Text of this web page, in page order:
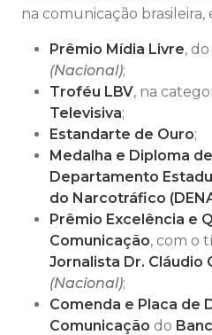
na comunicação brasileira,
Prêmio Mídia Livre, do
(Nacional);
Troféu LBV, na
Televisiva;
Estandarte de Ouro;
Medalha e Diploma
Departamento
do Narcotráfico
Prêmio Excelência e
Comunicação, com o
Jornalista Dr. Cláudio
(Nacional);
Comenda e Placa de
Comunicação do